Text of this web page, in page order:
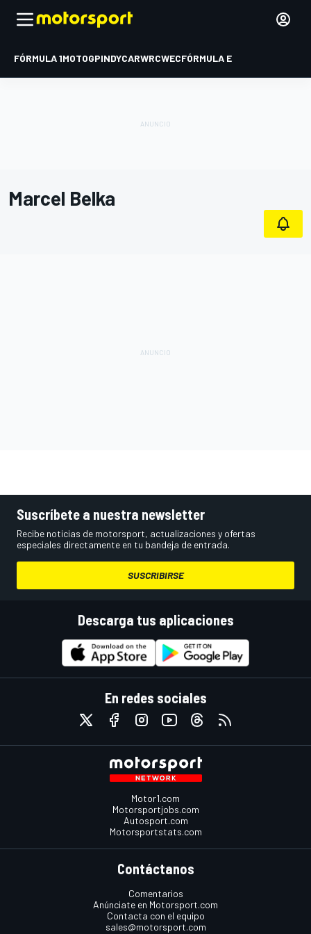
FÓRMULA 1MOTOGPINDYCARWRCWECFÓRMULA E
Marcel Belka
Suscríbete a nuestra newsletter
Recibe noticias de motorsport, actualizaciones y ofertas
especiales directamente en tu bandeja de entrada.
SUSCRIBIRSE
Descarga tus aplicaciones
En redes sociales
Motor1.com
Motorsportjobs.com
Autosport.com
Motorsportstats.com
Contáctanos
Comentarios
Anúnciate en Motorsport.com
Contacta con el equipo
sales@motorsport.com